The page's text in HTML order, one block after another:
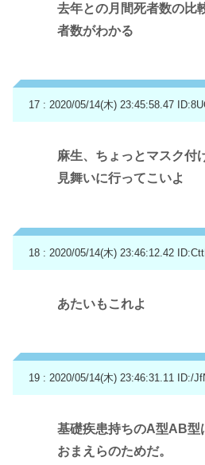
去年との月間死者数の比
者数がわかる
17 : 2020/05/14(木) 23:45:58.47
麻生、ちょっとマスク付
見舞いに行ってこいよ
18 : 2020/05/14(木) 23:46:12.42
あたいもこれよ
19 : 2020/05/14(木) 23:46:31.11 ID:/
基礎疾患持ちのA型AB型
おまえらのためだ。